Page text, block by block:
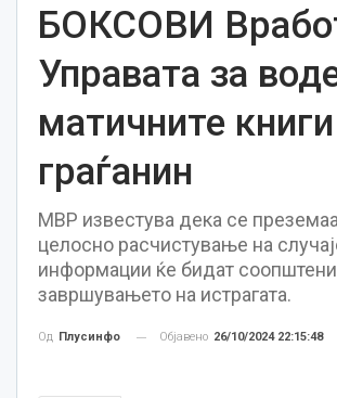
БОКСОВИ
Управата за
матичните
граѓанин
МВР известува дека се
целосно расчистување на
информации ќе бидат
завршувањето на истрагата.
Од Плусинфо Објавено 26/10/2024 22:15:48